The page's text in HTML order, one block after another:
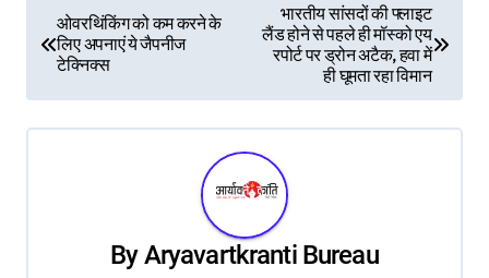
o
s
t
ओवरथिंकिंग को कम करने के
लिए अपनाएं ये जैपनीज
टेक्निक्स
भारतीय सांसदों की फ्लाइट
लैंड होने से पहले ही मॉस्को एय
रपोर्ट पर ड्रोन अटैक, हवा में
ही घूमता रहा विमान
ByAryavartkranti Bureau